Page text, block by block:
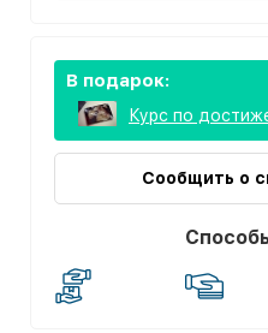
В подарок:
Курс по
Сообщить о